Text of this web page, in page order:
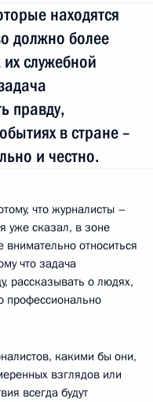
находятся
должно более
служебной
правду,
в стране –
и честно.
что журналисты –
уже сказал, в зоне
внимательно относиться
что задача
рассказывать о людях,
профессионально
какими бы они,
взглядов или
всегда будут